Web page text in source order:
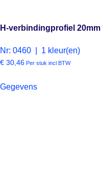
H-verbindingprofiel 20mm
Nr: 0460 | 1 kleur(en)
€ 30,46 Per stuk incl BTW
Gegevens